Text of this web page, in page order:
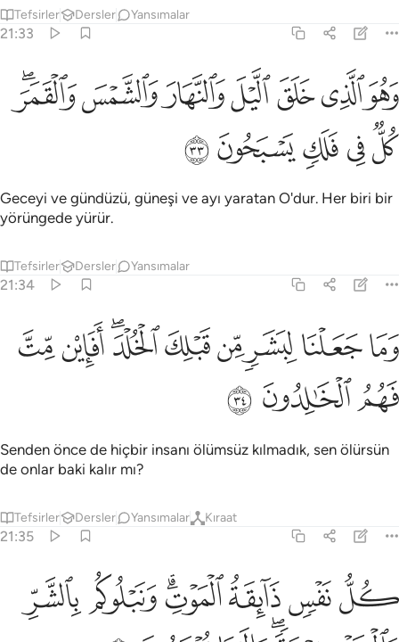
Tefsirler Dersler Yansımalar
21:33
وهو الذي خلق الليل والنهار والشمس والقمر كل في فلك يسبحون ٣٣
وَهُوَ ٱلَّذِى خَلَقَ ٱلَّيْلَ وَٱلنَّهَارَ وَٱلشَّمْسَ وَٱلْقَمَرَ ۖ كُلٌّۭ فِى فَلَكٍۢ
ﲰﲱﲲﲳﲴﲵﲶﲷ
ﲸﲹﲺﲻﲼ
Geceyi ve gündüzü, güneşi ve ayı yaratan O'dur. Her biri bir
yörüngede yürür.
Tefsirler Dersler Yansımalar
21:34
وما جعلنا لبشر من قبلك الخلد افان مت فهم الخالدون ٣٤
وَمَا جَعَلْنَا لِبَشَرٍۢ مِّن قَبْلِكَ ٱلْخُلْدَ ۖ أَفَإِي۟ن مِّتَّ فَهُمُ
ﲽﲾﲿﳀﳁﳂﳃﳄﳅ
ﳆﳇ ﳈ
Senden önce de hiçbir insanı ölümsüz kılmadık, sen ölürsün
de onlar baki kalır mı?
Tefsirler Dersler Yansımalar Kıraat
21:35
كل نفس ذايقة الموت ونبلوكم بالشر والخير فتنة والينا ترجعون ٣٥
كُلُّ نَفْسٍۢ ذَآئِقَةُ ٱلْمَوْتِ ۗ وَنَبْلُوكُم بِٱلشَّرِّ وَٱلْخَيْرِ فِتْنَةًۭ ۖ وَإِلَيْنَا
ﳉﳊﳋﳌﳍﳎﳏ